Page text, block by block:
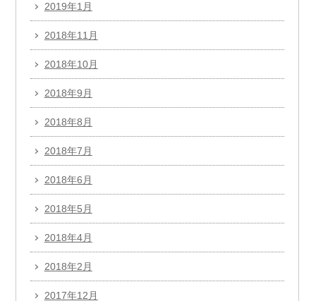
2019年1月
2018年11月
2018年10月
2018年9月
2018年8月
2018年7月
2018年6月
2018年5月
2018年4月
2018年2月
2017年12月